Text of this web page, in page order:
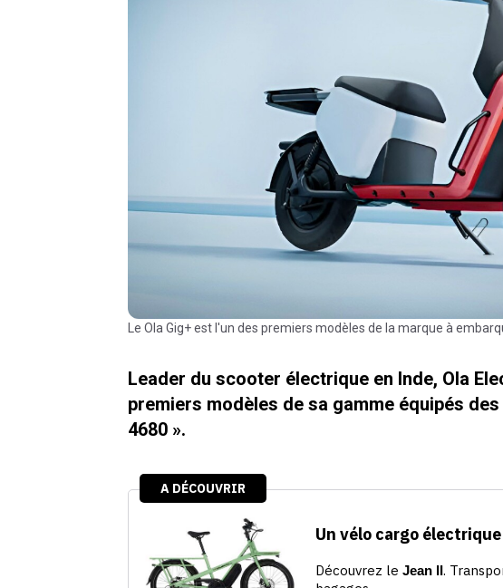
Le Ola Gig+ est l'un des premiers modèles de la marque à
Leader du scooter électrique en Inde, Ola
premiers modèles de sa gamme équipés
4680 ».